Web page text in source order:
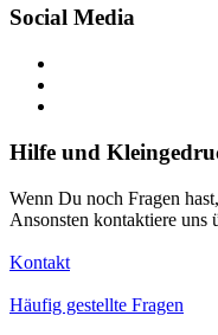
Social Media
Hilfe und
Wenn Du noch Fragen
Ansonsten kontaktiere uns
Kontakt
Häufig gestellte Fragen